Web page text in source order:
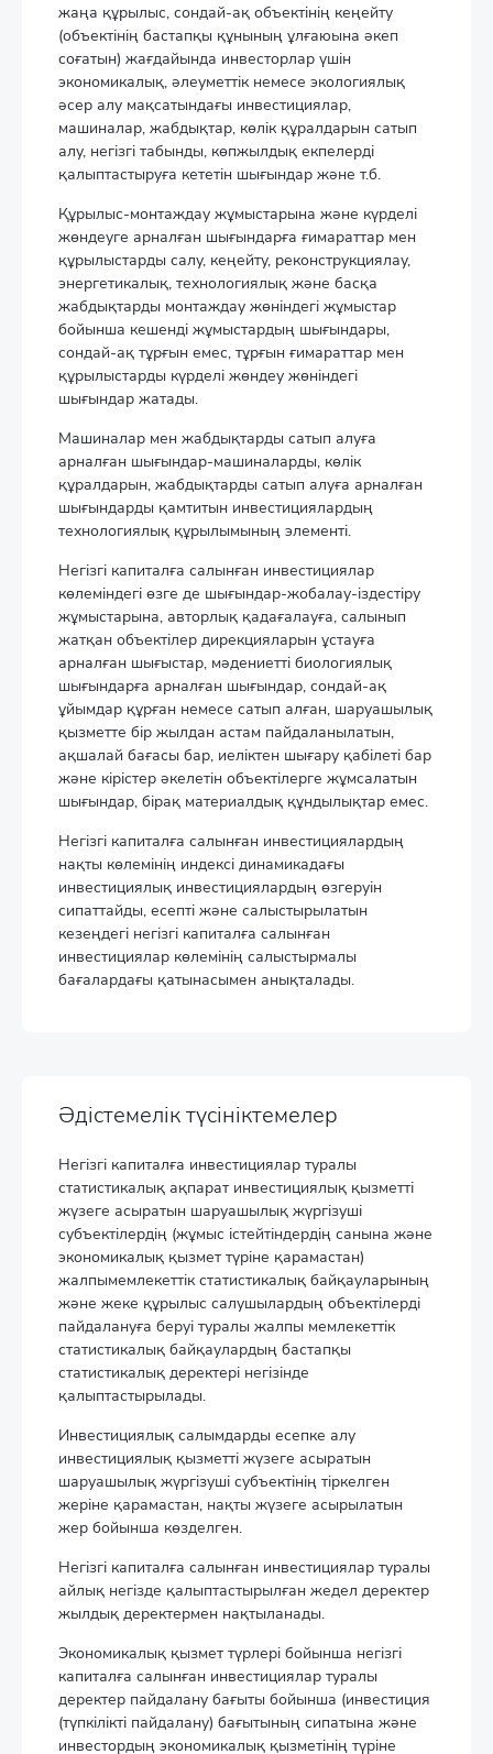
жаңа құрылыс, сондай-ақ объектінің кеңейту
(объектінің бастапқы құнының ұлғаюына әкеп
соғатын) жағдайында инвесторлар үшін
экономикалық, әлеуметтік немесе экологиялық
әсер алу мақсатындағы инвестициялар,
машиналар, жабдықтар, көлік құралдарын сатып
алу, негізгі табынды, көпжылдық екпелерді
қалыптастыруға кететін шығындар және т.б.
Құрылыс-монтаждау жұмыстарына және күрделі
жөндеуге арналған шығындарға ғимараттар мен
құрылыстарды салу, кеңейту, реконструкциялау,
энергетикалық, технологиялық және басқа
жабдықтарды монтаждау жөніндегі жұмыстар
бойынша кешенді жұмыстардың шығындары,
сондай-ақ тұрғын емес, тұрғын ғимараттар мен
құрылыстарды күрделі жөндеу жөніндегі
шығындар жатады.
Машиналар мен жабдықтарды сатып алуға
арналған шығындар-машиналарды, көлік
құралдарын, жабдықтарды сатып алуға арналған
шығындарды қамтитын инвестициялардың
технологиялық құрылымының элементі.
Негізгі капиталға салынған инвестициялар
көлеміндегі өзге де шығындар-жобалау-іздестіру
жұмыстарына, авторлық қадағалауға, салынып
жатқан объектілер дирекцияларын ұстауға
арналған шығыстар, мәдениетті биологиялық
шығындарға арналған шығындар, сондай-ақ
ұйымдар құрған немесе сатып алған, шаруашылық
қызметте бір жылдан астам пайдаланылатын,
ақшалай бағасы бар, иеліктен шығару қабілеті бар
және кірістер әкелетін объектілерге жұмсалатын
шығындар, бірақ материалдық құндылықтар емес.
Негізгі капиталға салынған инвестициялардың
нақты көлемінің индексі динамикадағы
инвестициялық инвестициялардың өзгеруін
сипаттайды, есепті және салыстырылатын
кезеңдегі негізгі капиталға салынған
инвестициялар көлемінің салыстырмалы
бағалардағы қатынасымен анықталады.
Әдістемелік түсініктемелер
Негізгі капиталға инвестициялар туралы
статистикалық ақпарат инвестициялық қызметті
жүзеге асыратын шаруашылық жүргізуші
субъектілердің (жұмыс істейтіндердің санына және
экономикалық қызмет түріне қарамастан)
жалпымемлекеттік статистикалық байқауларының
және жеке құрылыс салушылардың объектілерді
пайдалануға беруі туралы жалпы мемлекеттік
статистикалық байқаулардың бастапқы
статистикалық деректері негізінде
қалыптастырылады.
Инвестициялық салымдарды есепке алу
инвестициялық қызметті жүзеге асыратын
шаруашылық жүргізуші субъектінің тіркелген
жеріне қарамастан, нақты жүзеге асырылатын
жер бойынша көзделген.
Негізгі капиталға салынған инвестициялар туралы
айлық негізде қалыптастырылған жедел деректер
жылдық деректермен нақтыланады.
Экономикалық қызмет түрлері бойынша негізгі
капиталға салынған инвестициялар туралы
деректер пайдалану бағыты бойынша (инвестиция
(түпкілікті пайдалану) бағытының сипатына және
инвестордың экономикалық қызметінің түріне